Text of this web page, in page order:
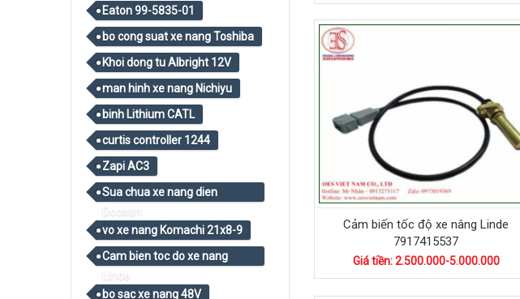
Cảm biến tốc độ xe nâng Linde
7917415537
Giá tiền: 2.500.000-5.000.000
Eaton 99-5835-01
bo cong suat xe nang Toshiba
Khoi dong tu Albright 12V
man hinh xe nang Nichiyu
binh Lithium CATL
curtis controller 1244
Zapi AC3
Sua chua xe nang dien
Doosan
vo xe nang Komachi 21x8-9
Cam bien toc do xe nang
Linde
bo sac xe nang 48V